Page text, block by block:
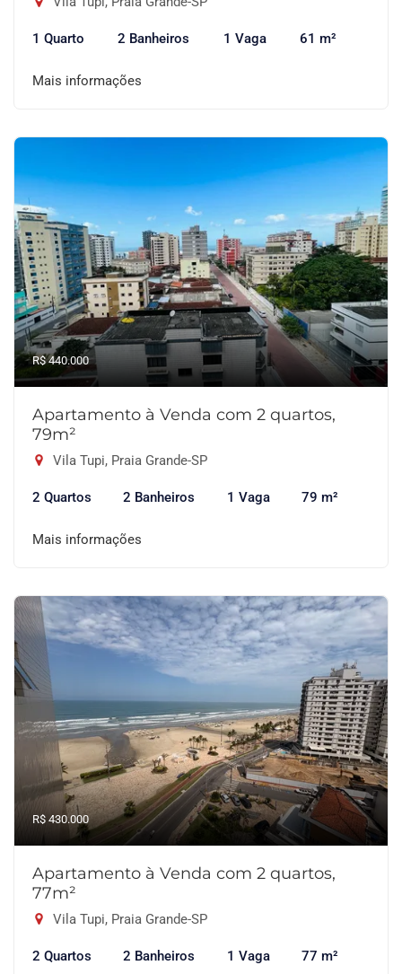
1 Quarto 2 Banheiros 1 Vaga 61 m²
Mais informações
R$ 440.000
Apartamento à Venda com 2 quartos,
79m²
Vila Tupi, Praia Grande-SP
2 Quartos 2 Banheiros 1 Vaga 79 m²
Mais informações
R$ 430.000
Apartamento à Venda com 2 quartos,
77m²
Vila Tupi, Praia Grande-SP
2 Quartos 2 Banheiros 1 Vaga 77 m²